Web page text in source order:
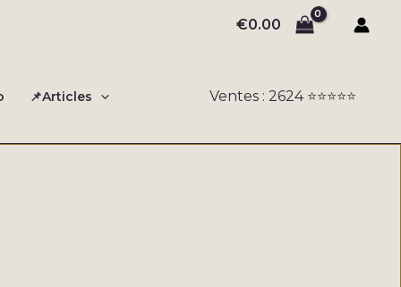
€0.00
📌Articles Ventes : 2624 ⭐️⭐️⭐️⭐️⭐️